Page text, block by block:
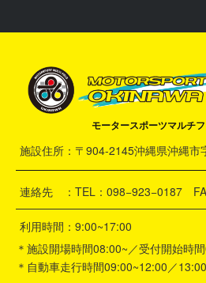
モータースポーツマルチ
施設住所：〒904-2145沖縄県沖縄市
連絡先 ：TEL：098−923−0187
利用時間：9:00~17:00
＊施設開場時間08:00~／受付開始時
＊自動車走行時間09:00~12:00／